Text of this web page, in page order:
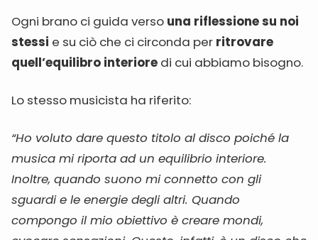
Ogni brano ci guida verso una riflessione su noi
stessi e su ciò che ci circonda per ritrovare
quell’equilibro interiore di cui abbiamo bisogno.
Lo stesso musicista ha riferito:
“Ho voluto dare questo titolo al disco poiché la
musica mi riporta ad un equilibrio interiore.
Inoltre, quando suono mi connetto con gli
sguardi e le energie degli altri. Quando
compongo il mio obiettivo è creare mondi,